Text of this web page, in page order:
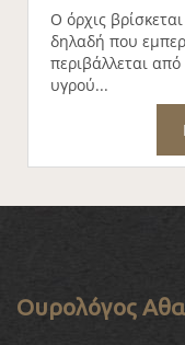
Ο όρχις
δηλαδή που
περιβάλλεται
υγρού...
Ουρολόγος